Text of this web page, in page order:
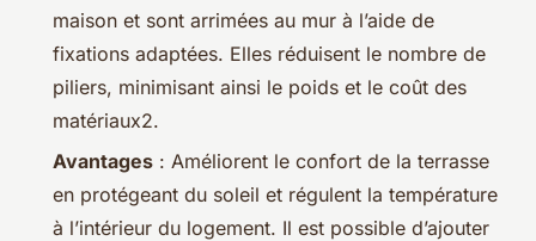
maison et sont arrimées au mur à l’aide de
fixations adaptées. Elles réduisent le nombre de
piliers, minimisant ainsi le poids et le coût des
matériaux2.
Avantages : Améliorent le confort de la terrasse
en protégeant du soleil et régulent la température
à l’intérieur du logement. Il est possible d’ajouter